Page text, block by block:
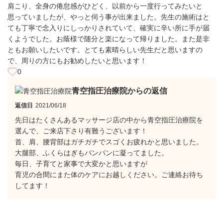
肩こり、全身の倦怠感がひどく、以前から一度行ってみたいと
思っていましたが、やっと伺う事が出来ました。先生の施術はと
ても丁寧で念入りにしっかりされていて、確実に辛い所に手が届
くようでした。お蔭様で随分と楽になって帰りました。また是非
ともお願いしたいです。とても素晴らしい先生だと思いますの
で、周りの方にもお勧めしたいと思います！
0
青空指圧治療院からの返信
返信日 2021/06/18
先日はたくさんあるマッサージ店の中から青空指圧治療院を
選んで、ご来店下さり有難うございます！
首、肩、腰背部はガチガチでスゴくお疲れかと思いました。
大腿部、ふくらはぎもパンパンに凝ってました。
毎日、子育てと家事で大変かと思いますが
育児の合間にまた体のケアにお越しください。ご連絡お待ち
してます！